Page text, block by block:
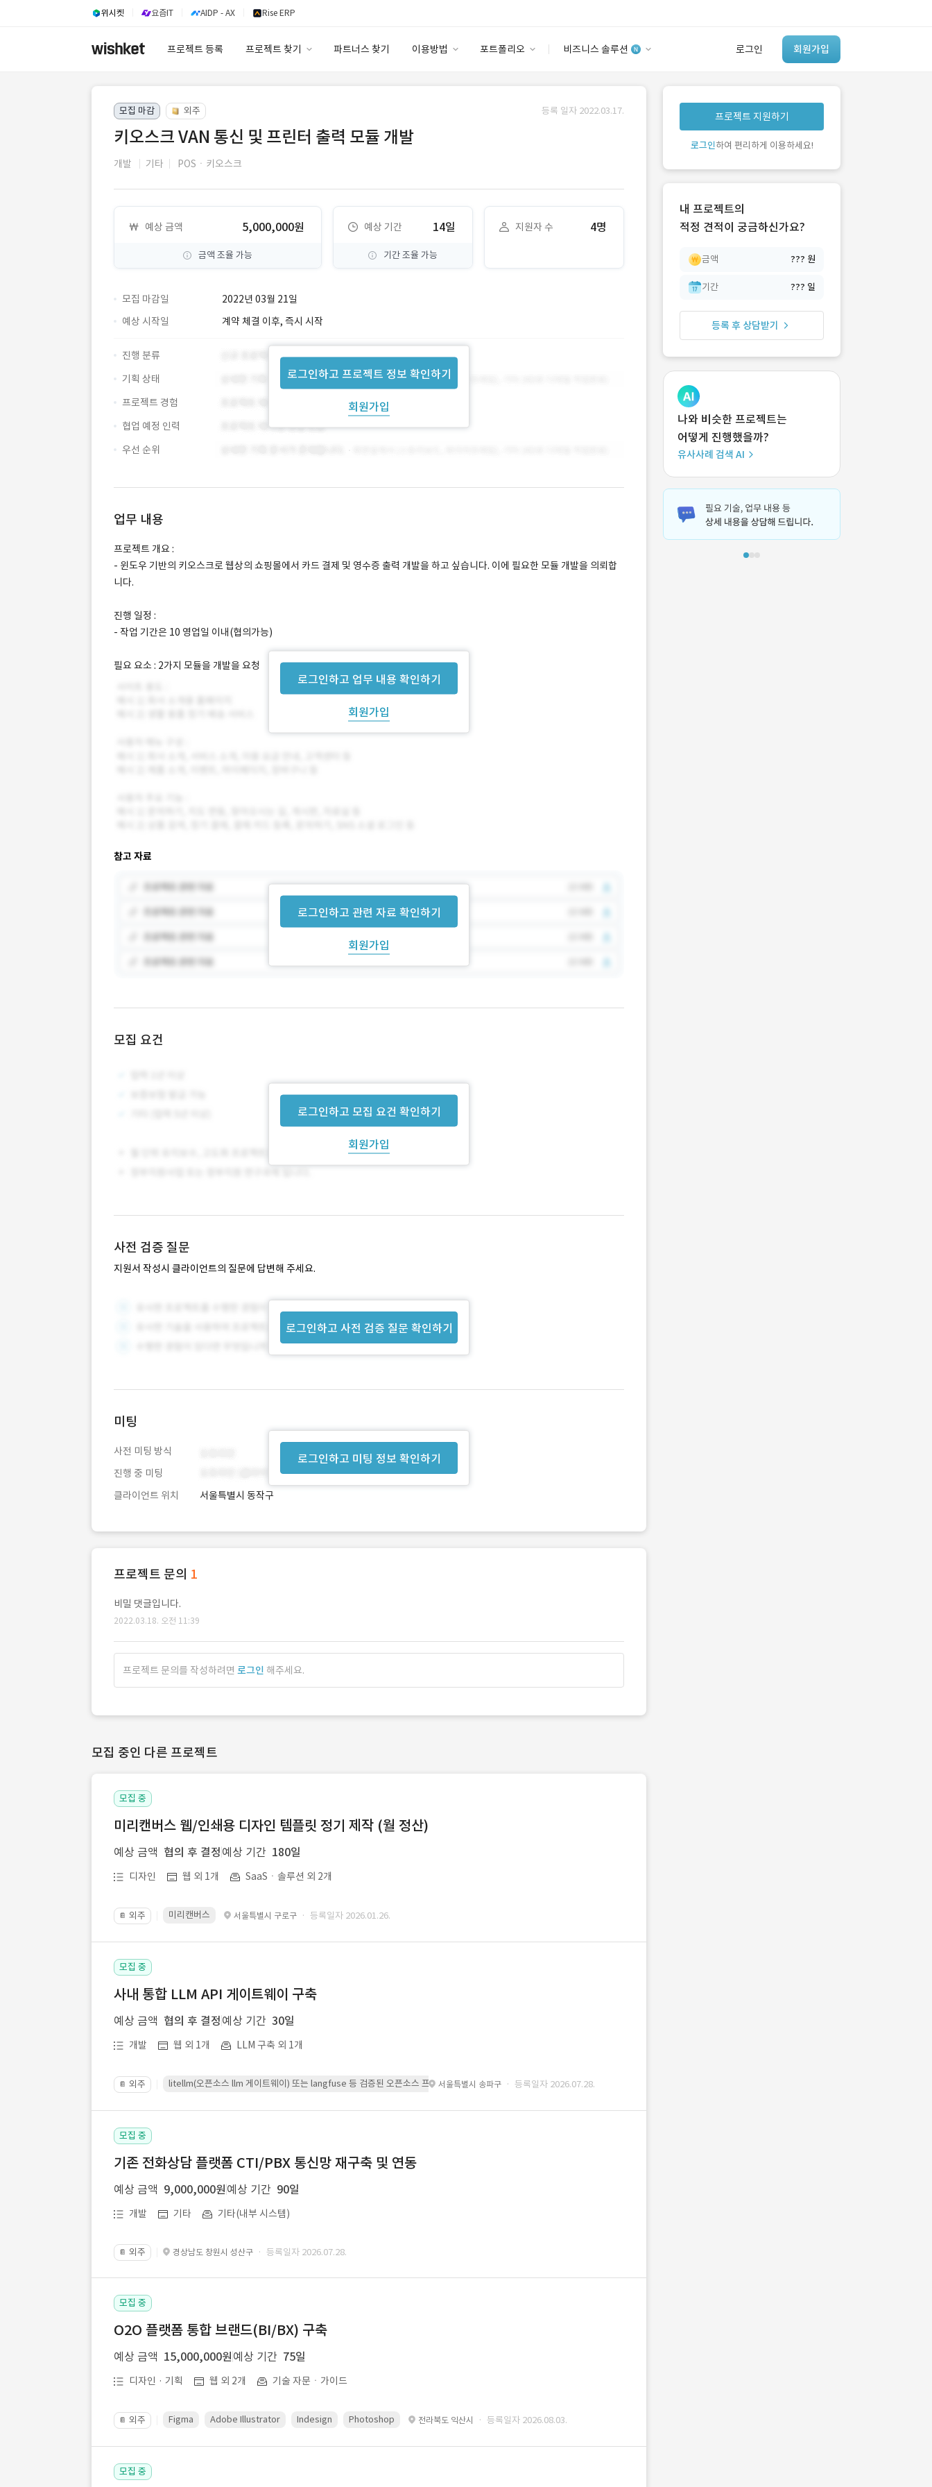
위시켓 요즘IT AIDP - AX Rise ERP
프로젝트 등록 프로젝트 찾기 파트너스 찾기 이용방법 포트폴리오 비즈니스 솔루션 로그인 회원가입
안심 코드 케어
유사사례 검색 AI
‘이런 거’ 만들어본
개발 회사 있어?
모집 마감 외주 등록 일자 2022.03.17.
키오스크 VAN 통신 및 프린터 출력 모듈 개발
개발 기타 POSㆍ키오스크
예상 금액 5,000,000원
금액 조율 가능
예상 기간 14일
기간 조율 가능
지원자 수 4명
모집 마감일 2022년 03월 21일
로그인하고 프로젝트 정보 확인하기
회원가입
예상 시작일 계약 체결 이후, 즉시 시작
진행 분류
기획 상태
프로젝트 경험
협업 예정 인력
우선 순위
업무 내용
로그인하고 업무 내용 확인하기
회원가입
프로젝트 개요 :
- 윈도우 기반의 키오스크로 웹상의 쇼핑몰에서 카드 결제 및 영수증 출력 개발을 하고 싶습니다. 이에 필요한 모듈 개발을 의뢰합
니다.
진행 일정 :
- 작업 기간은 10 영업일 이내(협의가능)
필요 요소 : 2가지 모듈을 개발을 요청
참고 자료
로그인하고 관련 자료 확인하기
회원가입
모집 요건
로그인하고 모집 요건 확인하기
회원가입
사전 검증 질문
지원서 작성시 클라이언트의 질문에 답변해 주세요.
로그인하고 사전 검증 질문 확인하기
로그인하고 미팅 정보 확인하기
미팅
사전 미팅 방식
진행 중 미팅
클라이언트 위치
서울특별시 동작구
프로젝트 문의 1
비밀 댓글입니다.
2022.03.18. 오전 11:39
프로젝트 문의를 작성하려면 로그인 해주세요.
모집 중인 다른 프로젝트
모집 중
미리캔버스 웹/인쇄용 디자인 템플릿 정기 제작 (월 정산)
예상 금액 협의 후 결정 예상 기간 180일
디자인 웹 외 1개 SaaSㆍ솔루션 외 2개
📔 외주 미리캔버스 서울특별시 구로구 · 등록일자 2026.01.26.
모집 중
사내 통합 LLM API 게이트웨이 구축
예상 금액 협의 후 결정 예상 기간 30일
개발 웹 외 1개 LLM 구축 외 1개
📔 외주 litellm(오픈소스 llm 게이트웨이) 또는 langfuse 등 검증된 오픈소스 프레임워크를 기반으로 시스템을 구축
서울특별시 송파구 · 등록일자 2026.07.28.
모집 중
기존 전화상담 플랫폼 CTI/PBX 통신망 재구축 및 연동
예상 금액 9,000,000원 예상 기간 90일
개발 기타 기타(내부 시스템)
📔 외주 경상남도 창원시 성산구 · 등록일자 2026.07.28.
모집 중
O2O 플랫폼 통합 브랜드(BI/BX) 구축
예상 금액 15,000,000원 예상 기간 75일
디자인 · 기획 웹 외 2개 기술 자문ㆍ가이드
📔 외주 Figma Adobe Illustrator Indesign Photoshop 전라북도 익산시 · 등록일자 2026.08.03.
모집 중
프로젝트 지원하기
로그인하여 편리하게 이용하세요!
내 프로젝트의
적정 견적이 궁금하신가요?
금액 ??? 원
기간 ??? 일
등록 후 상담받기
나와 비슷한 프로젝트는
어떻게 진행했을까?
유사사례 검색 AI